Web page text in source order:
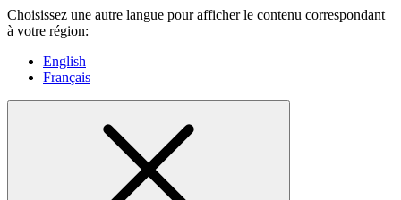
Choisissez une autre langue pour afficher le contenu correspondant
à votre région:
English
Français